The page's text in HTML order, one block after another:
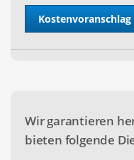
Wir garantieren
bieten folgende